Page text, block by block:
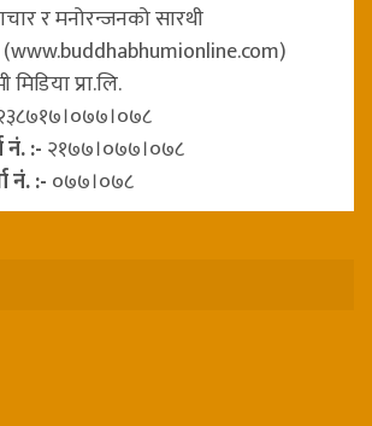
र मनोरन्जनको सारथी
मिडिया प्रा.लि.
नं. :- २१७७।०७७।०७८
नं. :- ०७७।०७८